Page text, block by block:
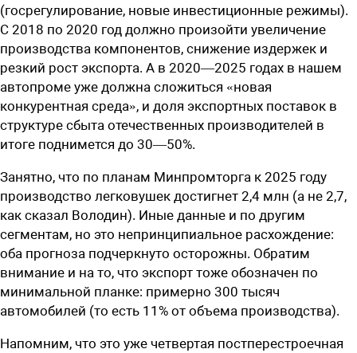
(госрегулирование, новые инвестиционные режимы).
С 2018 по 2020 год должно произойти увеличение
производства компонентов, снижение издержек и
резкий рост экспорта. А в ­2020—2025 годах в нашем
автопроме уже должна сложиться «новая
конкурентная среда», и доля экспортных поставок в
структуре сбыта отечественных производителей в
итоге поднимется до 30—50%.
Занятно, что по планам Минпромторга к 2025 году
производство легковушек достигнет 2,4 млн (а не 2,7,
как сказал Володин). Иные данные и по другим
сегментам, но это непринципиальное расхождение:
оба прогноза подчеркнуто осторожны. Обратим
внимание и на то, что экспорт тоже обозначен по
минимальной планке: примерно 300 тысяч
автомобилей (то есть 11% от объема производства).
Напомним, что это уже четвертая постперестроечная